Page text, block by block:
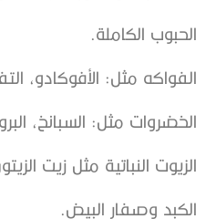
الحبوب الكاملة.
الفواكه مثل: الأفوكادو،
الخضروات مثل: السبانخ،
الزيوت النباتية مثل زيت
الكبد وصفار البيض.